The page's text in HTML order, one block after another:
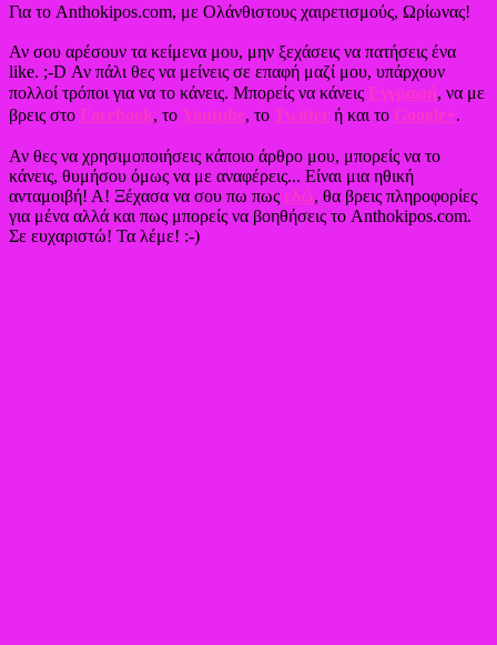
Για το Anthokipos.com, με Ολάνθιστους χαιρετισμούς, Ωρίωνας!
Αν σου αρέσουν τα κείμενα μου, μην ξεχάσεις να πατήσεις ένα
like. ;-D Αν πάλι θες να μείνεις σε επαφή μαζί μου, υπάρχουν
πολλοί τρόποι για να το κάνεις. Μπορείς να κάνεις Εγγραφή, να με
βρεις στο Facebook, το Youtube, το Twitter ή και το Google+.
Αν θες να χρησιμοποιήσεις κάποιο άρθρο μου, μπορείς να το
κάνεις, θυμήσου όμως να με αναφέρεις... Είναι μια ηθική
ανταμοιβή! Α! Ξέχασα να σου πω πως εδώ, θα βρεις πληροφορίες
για μένα αλλά και πως μπορείς να βοηθήσεις το Anthokipos.com.
Σε ευχαριστώ! Τα λέμε! :-)